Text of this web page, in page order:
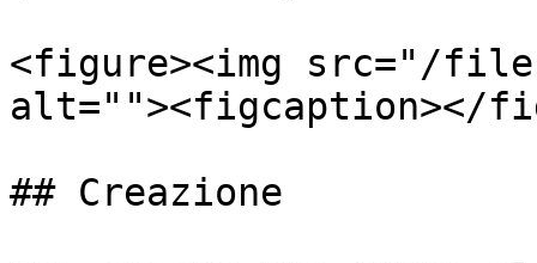
<figure><img src="/files/
alt=""><figcaption></
## Creazione